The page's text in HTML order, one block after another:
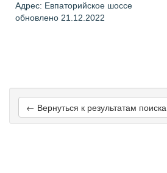
Адрес: Евпаторийское шоссе
обновлено 21.12.2022
← Вернуться к результатам поиска